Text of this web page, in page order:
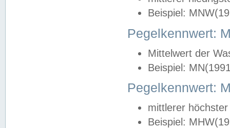
Beispiel:
Pegelkennwert:
Mittelwert der
Beispiel:
Pegelkennwert:
mittlerer
Beispiel: